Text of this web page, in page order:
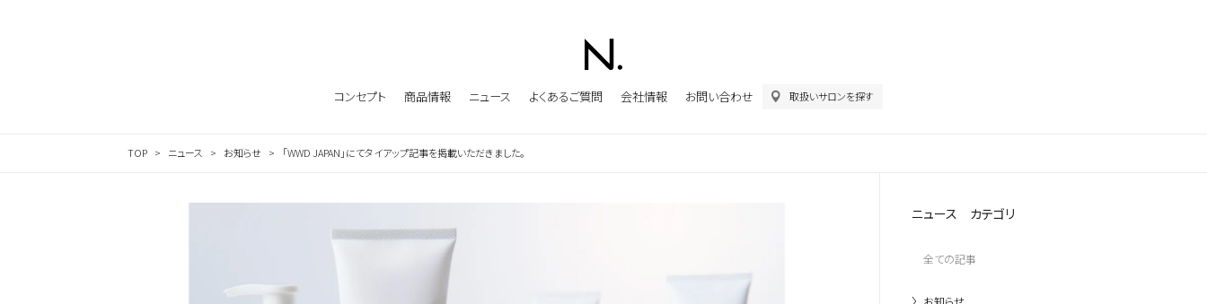
コンセプト 商品情報 ニュース よくあるご質問 会社情報 お問い合わせ 取扱いサロンを探す
TOP ニュース お知らせ 「WWD JAPAN」にてタイアップ記事を掲載いただきました。
ニュース カテゴリ
全ての記事
お知らせ